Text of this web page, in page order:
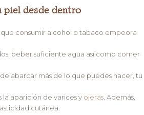
piel desde dentro
que consumir alcohol o tabaco empeora
beber suficiente agua así como comer
de abarcar más de lo que puedes hacer, tu
la aparición de varices y ojeras . Además,
cutánea.